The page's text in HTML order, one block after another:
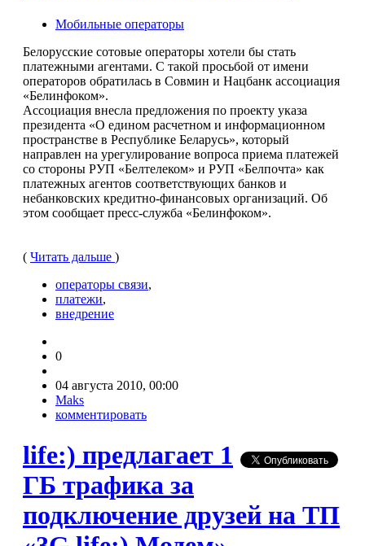
Мобильные операторы
Белорусские сотовые операторы хотели бы стать
платежными агентами. С такой просьбой от имени
операторов обратилась в Совмин и Нацбанк ассоциация
«Белинфоком».
Ассоциация внесла предложения по проекту указа
президента «О едином расчетном и информационном
пространстве в Республике Беларусь», который
направлен на урегулирование вопроса приема платежей
со стороны РУП «Белтелеком» и РУП «Белпочта» как
платежных агентов соответствующих банков и
небанковских кредитно-финансовых организаций. Об
этом сообщает пресс-служба «Белинфоком».
( Читать дальше )
операторы связи,
платежи,
внедрение
0
04 августа 2010, 00:00
Maks
комментировать
life:) предлагает 1
ГБ трафика за
подключение друзей на ТП